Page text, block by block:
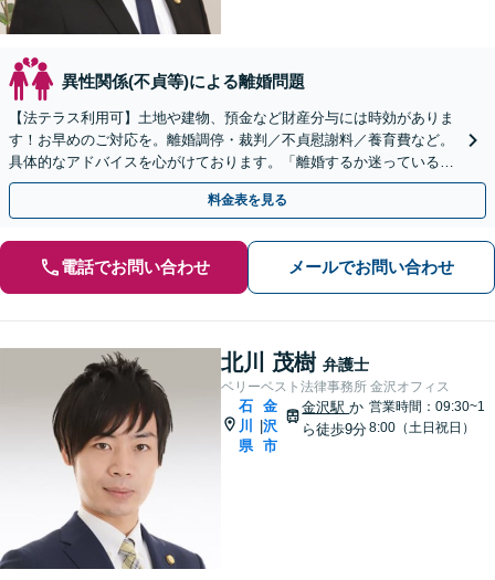
異性関係(不貞等)による離婚問題
【法テラス利用可】土地や建物、預金など財産分与には時効がありま
す！お早めのご対応を。離婚調停・裁判／不貞慰謝料／養育費など。
具体的なアドバイスを心がけております。「離婚するか迷っている」
段階でもお気軽にご相談ください【夜間・土日祝相談可】
料金表を見る
電話でお問い合わせ メールでお問い合わせ
北川 茂樹 弁護士
ベリーベスト法律事務所 金沢オフィス
石
川
県
|
金
沢
市
金沢駅か
ら徒歩9分
営業時間：09:30~1
8:00（土日祝日）